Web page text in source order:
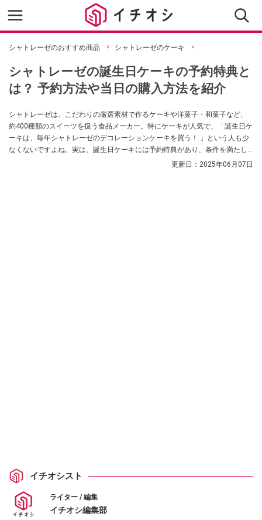
シャトレーゼのおすすめ商品 シャトレーゼのケーキ
シャトレーゼの誕生日ケーキの予約特典と
は？ 予約方法や当日の購入方法を紹介
シャトレーゼは、こだわりの厳選素材で作るケーキや洋菓子・和菓子など、
約400種類のスイーツを扱う食品メーカー。特にケーキが人気で、「誕生日ケ
ーキは、毎年シャトレーゼのデコレーションケーキを買う！ 」という人も少
なくないですよね。実は、誕生日ケーキには予約特典があり、条件を満たし
たうえでクーポンを提示すると、ピザもしくはソフトスパークリング（ジュ
更新日： 2025年06月07日
イチオシスト
ライター / 編集
イチオシ編集部